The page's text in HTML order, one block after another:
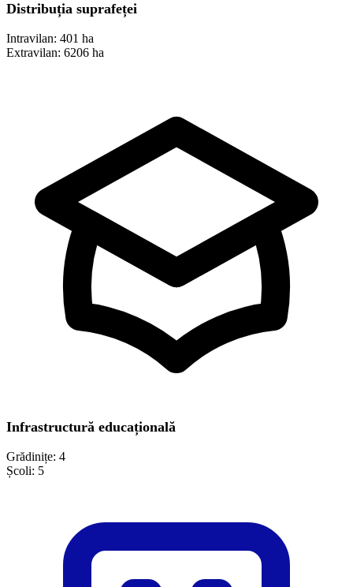
Distribuția suprafeței
Intravilan: 401 ha
Extravilan: 6206 ha
Infrastructură educațională
Grădinițe: 4
Școli: 5